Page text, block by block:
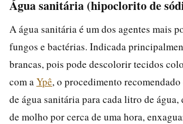
Água sanitária (hipoclorito de
A água sanitária é um dos agentes mais
fungos e bactérias. Indicada
brancas, pois pode descolorir tecidos
com a Ypê, o procedimento
de água sanitária para cada litro de água,
de molho por cerca de uma hora,